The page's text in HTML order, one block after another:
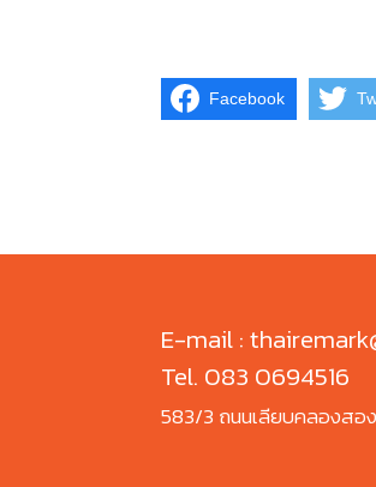
Facebook
E-mail :
Tel. 083 0694516
583/3 ถนนเลียบคลองสอ